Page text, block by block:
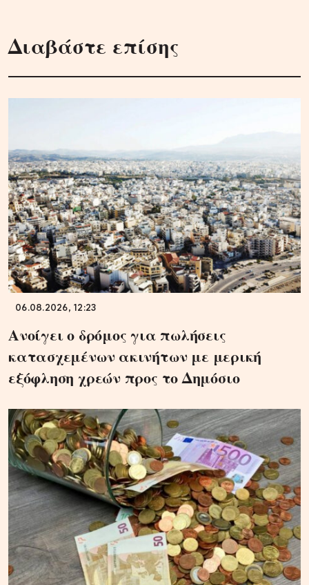
Διαβάστε επίσης
06.08.2026, 12:23
Ανοίγει ο δρόμος για πωλήσεις
κατασχεμένων ακινήτων με μερική
εξόφληση χρεών προς το Δημόσιο